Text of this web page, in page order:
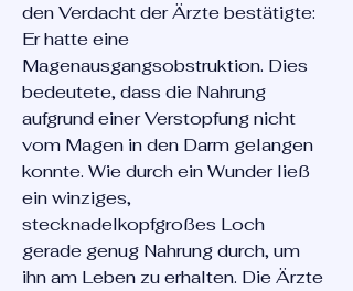
den Verdacht der Ärzte bestätigte:
Er hatte eine
Magenausgangsobstruktion. Dies
bedeutete, dass die Nahrung
aufgrund einer Verstopfung nicht
vom Magen in den Darm gelangen
konnte. Wie durch ein Wunder ließ
ein winziges,
stecknadelkopfgroßes Loch
gerade genug Nahrung durch, um
ihn am Leben zu erhalten. Die Ärzte